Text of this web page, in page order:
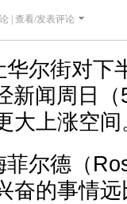
| 查看/发表评论
尔街对下
新闻周日（
大上涨空间
尔德（
奋的事情